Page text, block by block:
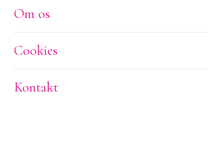
Om os
Cookies
Kontakt